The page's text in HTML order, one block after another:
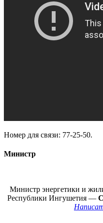
Номер для связи: 77-25-50.
Министр
Министр энергетики и
Республики Ингушетия —